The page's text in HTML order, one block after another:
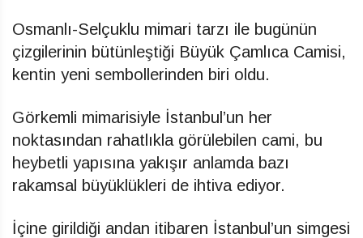
Osmanlı-Selçuklu mimari tarzı ile bugünün
çizgilerinin bütünleştiği Büyük Çamlıca Camisi,
kentin yeni sembollerinden biri oldu.
Görkemli mimarisiyle İstanbul’un her
noktasından rahatlıkla görülebilen cami, bu
heybetli yapısına yakışır anlamda bazı
rakamsal büyüklükleri de ihtiva ediyor.
İçine girildiği andan itibaren İstanbul’un simgesi